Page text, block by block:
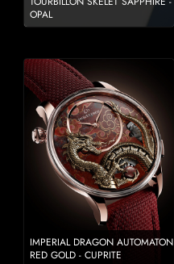
OPAL
IMPERIAL DRAGON AUTOMATON
RED GOLD - CUPRITE